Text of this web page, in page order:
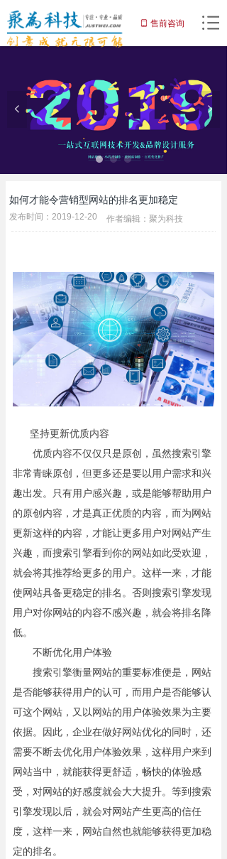
ꀆ 售前咨询 끀
网站首页
网站建设
APP开发
域名注册
优化推广服务
客户案例
关于聚为
资讯动态
联系我们
坚持更新优质内容
优质内容不仅仅只是原创，虽然搜索引擎
非常青睐原创，但更多还是要以用户需求和兴
趣出发。只有用户感兴趣，或是能够帮助用户
的原创内容，才是真正优质的内容，而为网站
更新这样的内容，才能让更多用户对网站产生
兴趣，而搜索引擎看到你的网站如此受欢迎，
就会将其推荐给更多的用户。这样一来，才能
使网站具备更稳定的排名。否则搜索引擎发现
用户对你网站的内容不感兴趣，就会将排名降
低。
不断优化用户体验
搜索引擎衡量网站的重要标准便是，网站
是否能够获得用户的认可，而用户是否能够认
可这个网站，又以网站的用户体验效果为主要
依据。因此，企业在做好网站优化的同时，还
需要不断去优化用户体验效果，这样用户来到
网站当中，就能获得更舒适，畅快的体验感
受，对网站的好感度就会大大提升。等到搜索
引擎发现以后，就会对网站产生更高的信任
度，这样一来，网站自然也就能够获得更加稳
定的排名。
如何才能令营销型网站的排名更加稳定
发布时间： 2019-12-20 作者编辑： 聚为科技
넳 넲